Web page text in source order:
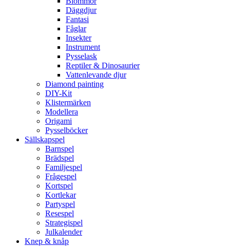
Däggdjur
Fantasi
Fåglar
Insekter
Instrument
Pysselask
Reptiler & Dinosaurier
Vattenlevande djur
Diamond painting
DIY-Kit
Klistermärken
Modellera
Origami
Pysselböcker
Sällskapspel
Barnspel
Brädspel
Familjespel
Frågespel
Kortspel
Kortlekar
Partyspel
Resespel
Strategispel
Julkalender
Knep & knåp